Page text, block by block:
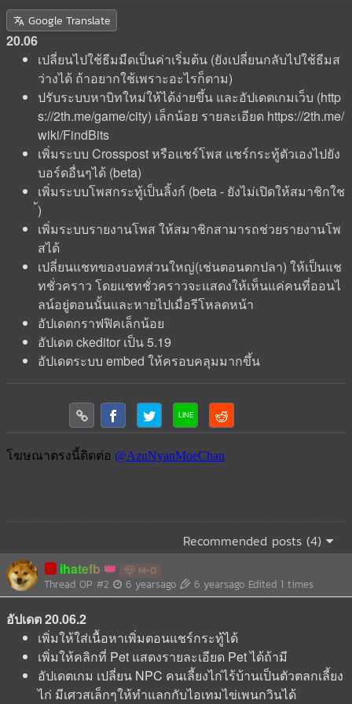
Google Translate
20.06
เปลี่ยนไปใช้ธีมมืดเป็นค่าเริ่มต้น (ยังเปลี่ยนกลับไปใช้ธีมส
ว่างได้ ถ้าอยากใช้เพราะอะไรก็ตาม)
ปรับระบบหาบิทใหม่ให้ได้ง่ายขึ้น และอัปเดตเกมเว็บ (http
s://2th.me/game/city) เล็กน้อย รายละเอียด https://2th.me/
wiki/FindBits
เพิ่มระบบ Crosspost หรือแชร์โพส แชร์กระทู้ตัวเองไปยัง
บอร์ดอื่นๆได้ (beta)
เพิ่มระบบโพสกระทู้เป็นลิ้งก์ (beta - ยังไม่เปิดให้สมาชิกใช
้)
เพิ่มระบบรายงานโพส ให้สมาชิกสามารถช่วยรายงานโพ
สได้
เปลี่ยนแชทของบอทส่วนใหญ่(เช่นตอนตกปลา) ให้เป็นแช
ทชั่วคราว โดยแชทชั่วคราวจะแสดงให้เห็นแค่คนที่ออนไ
ลน์อยู่ตอนนั้นและหายไปเมื่อรีโหลดหน้า
อัปเดตกราฟฟิคเล็กน้อย
อัปเดต ckeditor เป็น 5.19
อัปเดตระบบ embed ให้ครอบคลุมมากขึ้น
Recommended posts (4)
🅰️ ihatefb M-0
Thread OP #2 6 yearsago 6 yearsago Edited 1 times
อัปเดต 20.06.2
เพิ่มให้ใส่เนื้อหาเพิ่มตอนแชร์กระทู้ได้
เพิ่มให้คลิกที่ Pet แสดงรายละเอียด Pet ได้ถ้ามี
อัปเดตเกม เปลี่ยน NPC คนเลี้ยงไก่ไร้บ้านเป็นตัวตลกเลี้ยง
ไก่ มีเศวสเล็กๆให้ทำแลกกับไอเทมไข่เพนกวินได้